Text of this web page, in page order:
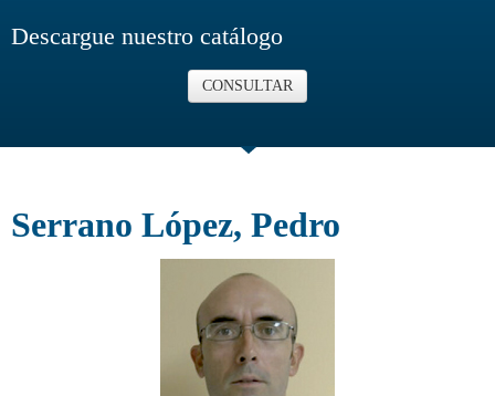
Descargue nuestro catálogo
CONSULTAR
Serrano López, Pedro